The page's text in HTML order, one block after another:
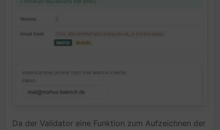
Da der Validator eine Funktion zum Aufzeichnen der